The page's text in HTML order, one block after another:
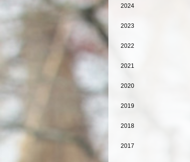
2024
2023
2022
2021
2020
2019
2018
2017